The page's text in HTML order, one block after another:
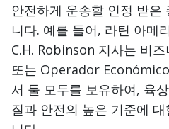
안전하게 운송할 인정 받은
니다. 예를 들어, 라틴 아메
C.H. Robinson 지사는 비
또는 Operador
서 둘 모두를 보유하여, 육
질과 안전의 높은 기준에